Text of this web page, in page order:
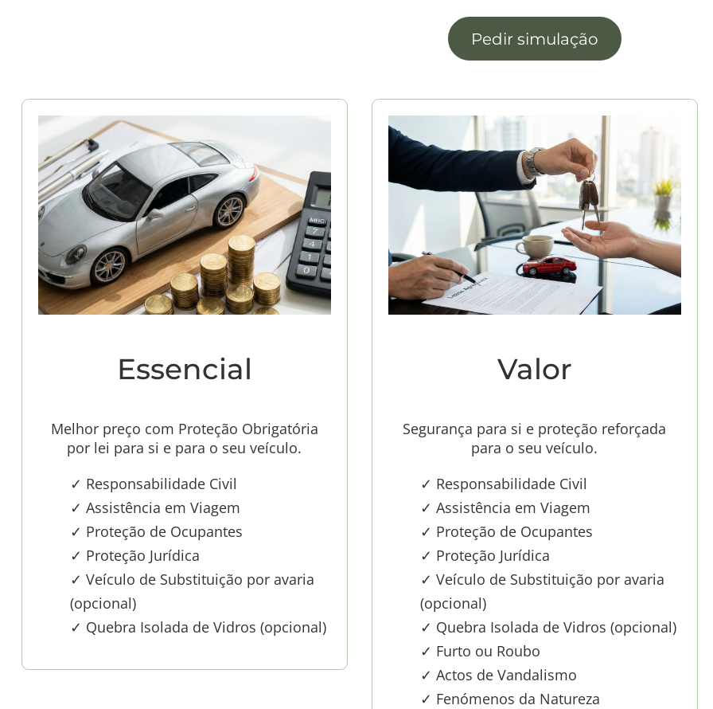
Pedir simulação
Essencial
Melhor preço com Proteção Obrigatória
por lei para si e para o seu veículo.
✓ Responsabilidade Civil
✓ Assistência em Viagem
✓ Proteção de Ocupantes
✓ Proteção Jurídica
✓ Veículo de Substituição por avaria
(opcional)
✓ Quebra Isolada de Vidros (opcional)
Valor
Segurança para si e proteção reforçada
para o seu veículo.
✓ Responsabilidade Civil
✓ Assistência em Viagem
✓ Proteção de Ocupantes
✓ Proteção Jurídica
✓ Veículo de Substituição por avaria
(opcional)
✓ Quebra Isolada de Vidros (opcional)
✓ Furto ou Roubo
✓ Actos de Vandalismo
✓ Fenómenos da Natureza